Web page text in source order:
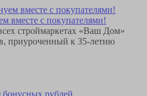
вместе с покупателями!
строймаркетах «Ваш Дом»
приуроченный к 35-летию